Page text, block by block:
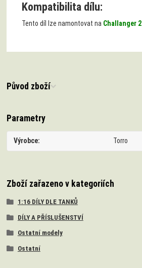
Kompatibilita dílu:
Tento díl lze namontovat na Challanger 2
Původ zboží
Parametry
Výrobce Torro
Zboží zařazeno v kategoriích
1:16 DÍLY DLE TANKŮ
DÍLY A PŘÍSLUŠENSTVÍ
Ostatní modely
Ostatní